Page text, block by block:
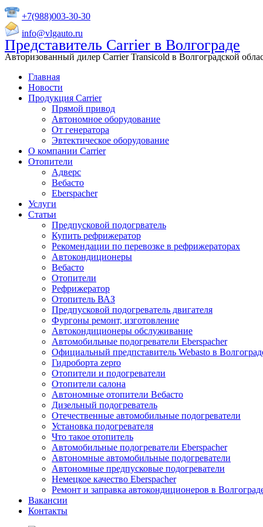
+7(988)003-30-30
info@vlgauto.ru
Представитель Carrier в Волгограде
Авторизованный дилер Carrier Transicold в Волгоградской
Главная
Новости
Продукция Carrier
Прямой привод
Автономное оборудование
От генератора
Эвтектическое оборудование
О компании Carrier
Отопители
Адверс
Вебасто
Eberspacher
Услуги
Статьи
Предпусковой подогрватель
Купить рефрижератор
Рекомендации по перевозке в рефрижераторах
Автокондиционеры
Вебасто
Отопители
Рефрижератор
Отопитель ВАЗ
Предпусковой подогреватель двигателя
Фургоны ремонт, изготовление
Автокондиционеры обслуживание
Автомобильные подогреватели Eberspacher
Официальный предпставитель Webasto в
Гидроборта zepro
Отопители и подогреватели
Отопители салона
Автономные отопители Вебасто
Дизельный подогреватель
Отечественные автомобильные подогреватели
Установка подогревателя
Что такое отопитель
Автомобильные подогреватели Eberspacher
Автономные автомобильные подогреватели
Автономные предпусковые подогреватели
Немецкое качество Eberspacher
Ремонт и заправка автокондиционеров в
Вакансии
Контакты